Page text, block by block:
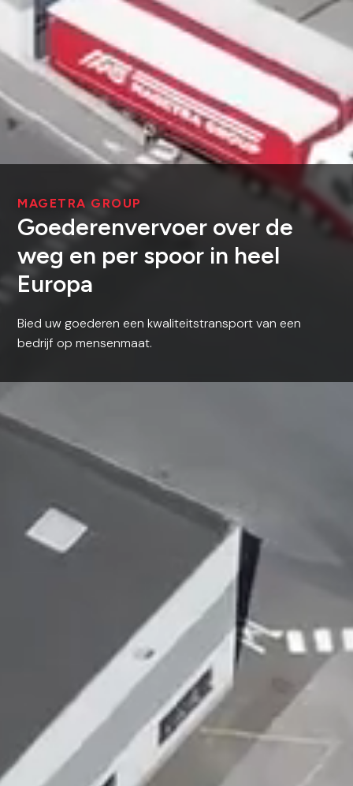
MAGETRA GROUP
Goederenvervoer over de
weg en per spoor in heel
Europa
Bied uw goederen een kwaliteitstransport van een
bedrijf op mensenmaat.